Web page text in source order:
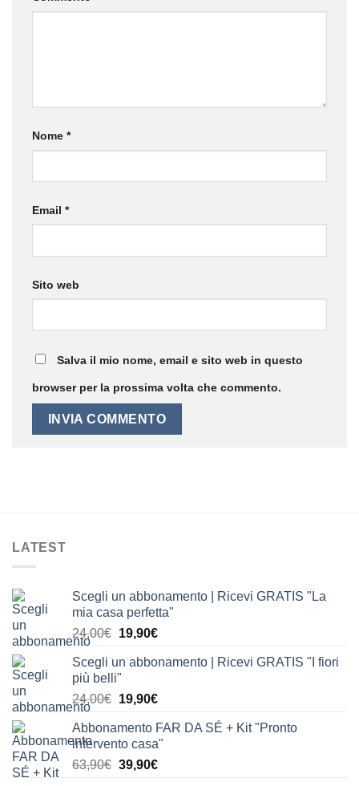
Nome *
Email *
Sito web
Salva il mio nome, email e sito web in questo
browser per la prossima volta che commento.
LATEST
Scegli un abbonamento | Ricevi GRATIS "La
mia casa perfetta"
24,00€ Il
originale
24,00€.
19,90€Il
attuale
19,90€.
Scegli un abbonamento | Ricevi GRATIS "I fiori
più belli"
24,00€ Il
originale
era:
24,00€.
19,90€Il
attuale
è:
19,90€.
Abbonamento FAR DA SÉ + Kit "Pronto
intervento casa"
63,90€ Il
39,90€Il